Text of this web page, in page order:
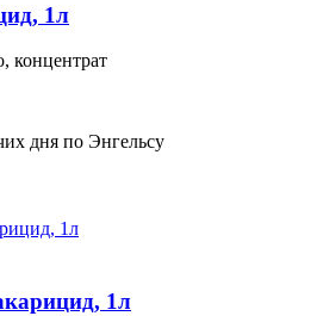
1л
концентрат
дня по Энгельсу
1л